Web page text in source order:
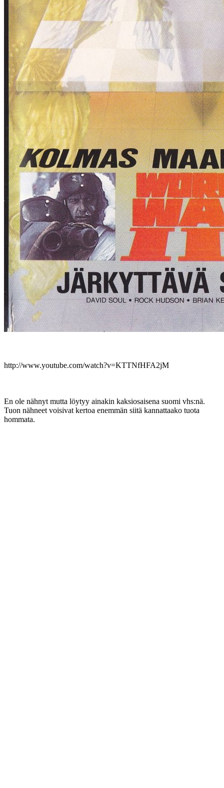
http://www.youtube.com/watch?v=KTTNfHFA2jM
En ole nähnyt mutta löytyy ainakin kaksiosaisena suomi vhs:nä.
Tuon nähneet voisivat kertoa enemmän siitä kannattaako tuota
hommata.